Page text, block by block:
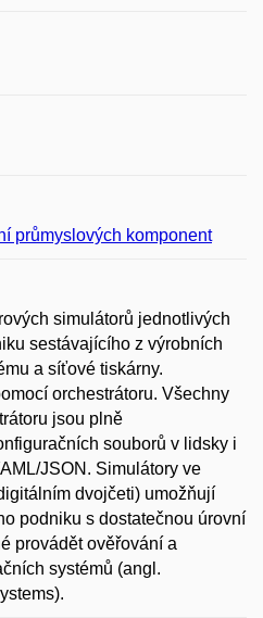
průmyslových komponent
simulátorů jednotlivých
sestávajícího z výrobních
a síťové tiskárny.
orchestrátoru. Všechny
jsou plně
souborů v lidsky i
JSON. Simulátory ve
dvojčeti) umožňují
podniku s dostatečnou úrovní
provádět ověřování a
systémů (angl.